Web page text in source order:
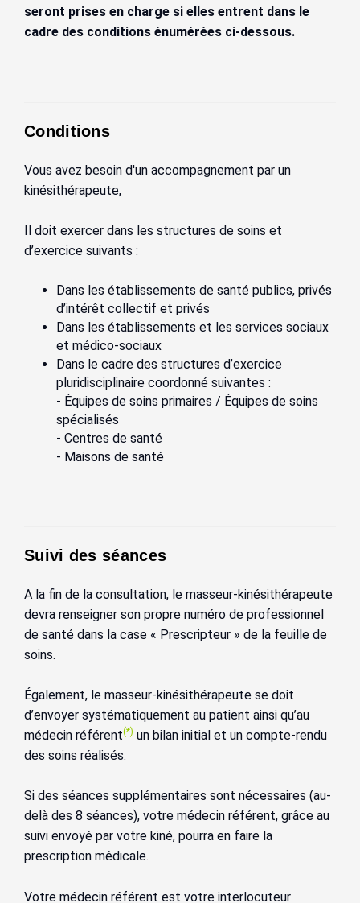
seront prises en charge si elles entrent dans le
cadre des conditions énumérées ci-dessous.
Conditions
Vous avez besoin d'un accompagnement par un
kinésithérapeute,
Il doit exercer dans les structures de soins et
d’exercice suivants :
Dans les établissements de santé publics, privés
d’intérêt collectif et privés
Dans les établissements et les services sociaux
et médico-sociaux
Dans le cadre des structures d’exercice
pluridisciplinaire coordonné suivantes :
- Équipes de soins primaires / Équipes de soins
spécialisés
- Centres de santé
- Maisons de santé
Suivi des séances
A la fin de la consultation, le masseur-kinésithérapeute
devra renseigner son propre numéro de professionnel
de santé dans la case « Prescripteur » de la feuille de
soins.
Également, le masseur-kinésithérapeute se doit
d’envoyer systématiquement au patient ainsi qu’au
médecin référent(*) un bilan initial et un compte-rendu
des soins réalisés.
Si des séances supplémentaires sont nécessaires (au-
delà des 8 séances), votre médecin référent, grâce au
suivi envoyé par votre kiné, pourra en faire la
prescription médicale.
Votre médecin référent est votre interlocuteur